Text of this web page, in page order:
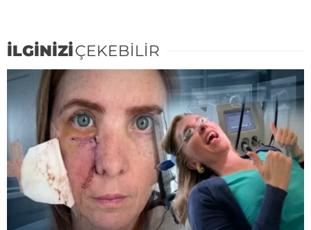
İLGİNİZİÇEKEBİLİR